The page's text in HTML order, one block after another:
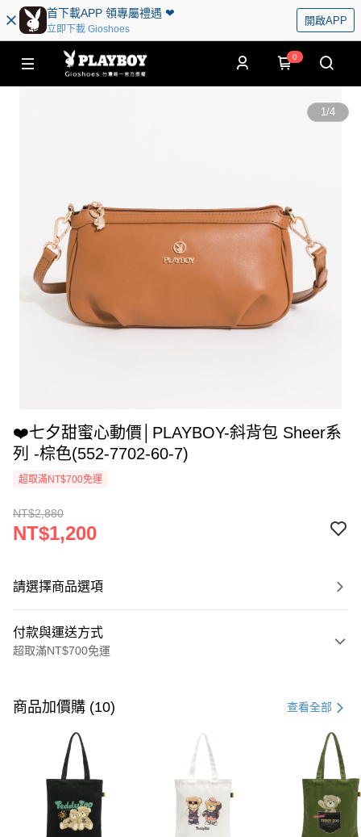
首下載APP 領專屬禮遇 ❤︎
立即下載 Gioshoes
開啟APP
0
1/4
❤️七夕甜蜜心動價│PLAYBOY-斜背包 Sheer系
列 -棕色(552-7702-60-7)
超取滿NT$700免運
NT$2,880
NT$1,200
請選擇商品選項
付款與運送方式
超取滿NT$700免運
信用卡一次付款
超商取貨付款
Apple Pay
街口支付
商品加價購 (10) 查看全部